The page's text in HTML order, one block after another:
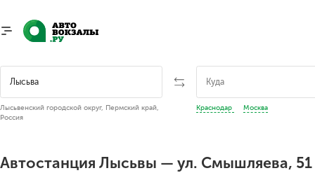
Лысьвенский городской округ, Пермский край,
Россия
Краснодар Москва
Автостанция Лысьвы — ул. Смышляева, 51